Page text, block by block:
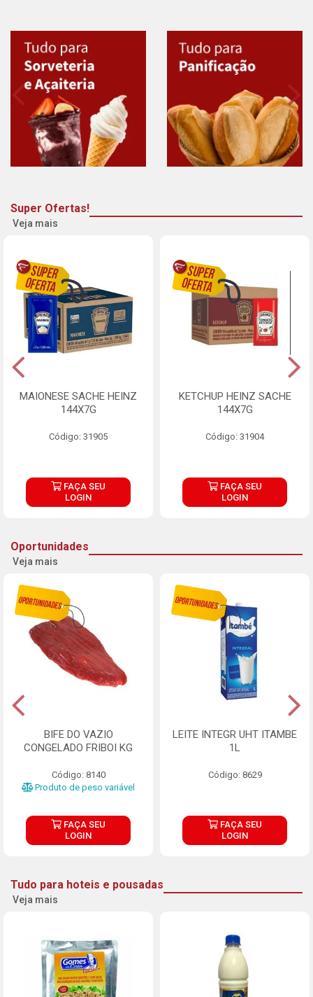
Super Ofertas!
Veja mais
MAIONESE SACHE HEINZ
144X7G
Código: 31905
FAÇA SEU
LOGIN
KETCHUP HEINZ SACHE
144X7G
Código: 31904
FAÇA SEU
LOGIN
Oportunidades
Veja mais
BIFE DO VAZIO
CONGELADO FRIBOI KG
Código: 8140
Produto de peso variável
FAÇA SEU
LOGIN
LEITE INTEGR UHT ITAMBE
1L
Código: 8629
FAÇA SEU
LOGIN
Tudo para hoteis e pousadas
Veja mais